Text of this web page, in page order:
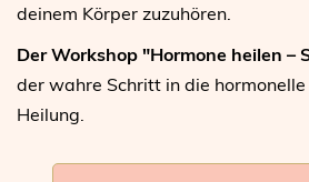
deinem Körper zuzuhören.
Der Workshop "Hormone heilen –
der wahre Schritt in die
Heilung.